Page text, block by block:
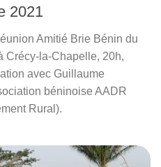
2021
Amitié Brie Bénin du
Crécy-la-Chapelle, 20h,
avec Guillaume
béninoise AADR
Rural).